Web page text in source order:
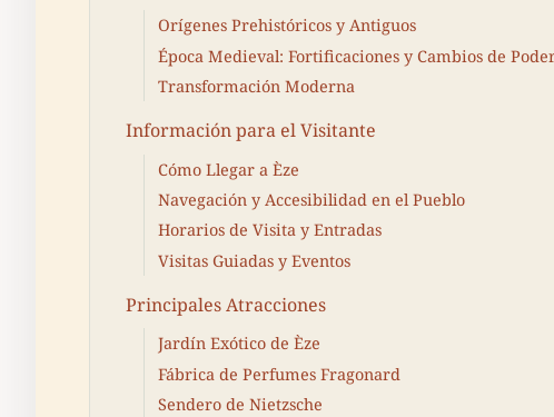
Orígenes Prehistóricos y Antiguos
Época Medieval: Fortificaciones y Cambios de
Transformación Moderna
Información para el Visitante
Cómo Llegar a Èze
Navegación y Accesibilidad en el Pueblo
Horarios de Visita y Entradas
Visitas Guiadas y Eventos
Principales Atracciones
Jardín Exótico de Èze
Fábrica de Perfumes Fragonard
Sendero de Nietzsche